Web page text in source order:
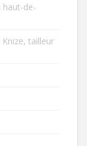
haut-de-
Knize, tailleur